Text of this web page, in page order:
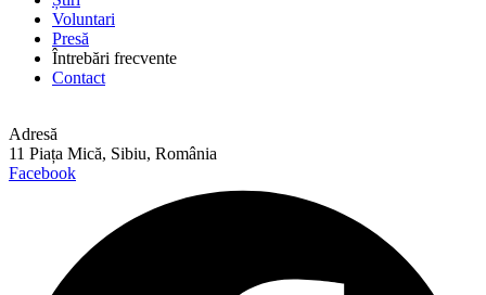
Voluntari
Presă
Întrebări frecvente
Contact
Adresă
11 Piața Mică, Sibiu, România
Facebook